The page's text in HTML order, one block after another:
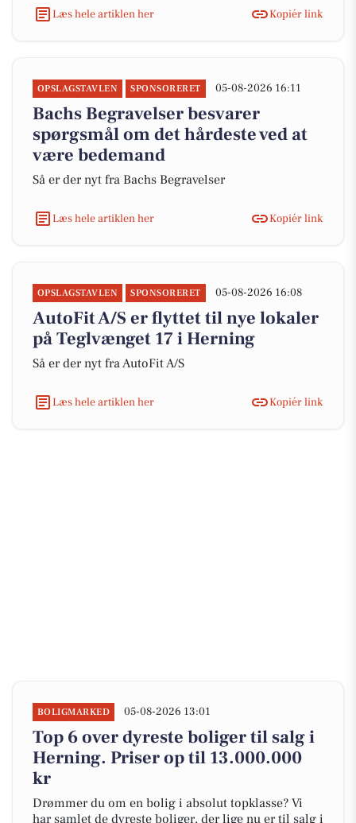
Læs hele artiklen her Kopiér link
OPSLAGSTAVLEN SPONSORERET 05-08-2026 16:11
Bachs Begravelser besvarer
spørgsmål om det hårdeste ved at
være bedemand
Så er der nyt fra Bachs Begravelser
Læs hele artiklen her Kopiér link
OPSLAGSTAVLEN SPONSORERET 05-08-2026 16:08
AutoFit A/S er flyttet til nye lokaler
på Teglvænget 17 i Herning
Så er der nyt fra AutoFit A/S
Læs hele artiklen her Kopiér link
BOLIGMARKED 05-08-2026 13:01
Top 6 over dyreste boliger til salg i
Herning. Priser op til 13.000.000
kr
Drømmer du om en bolig i absolut topklasse? Vi
har samlet de dyreste boliger, der lige nu er til salg i